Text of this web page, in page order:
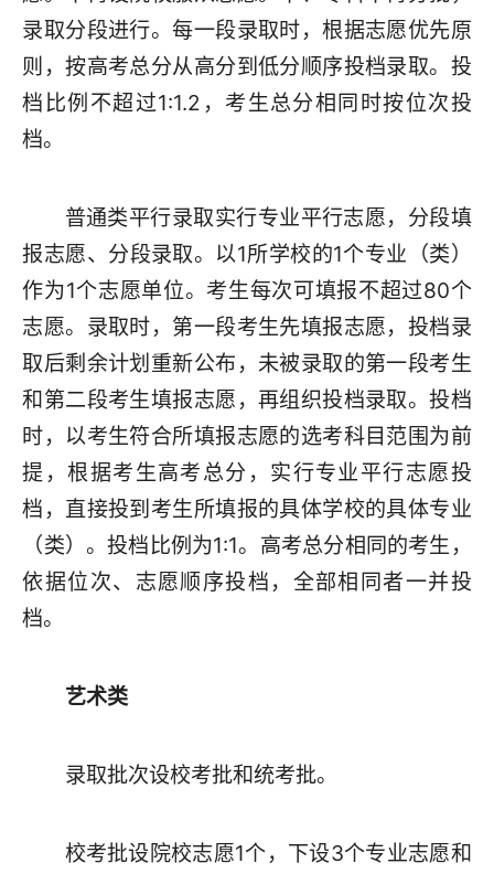
录取分段进行。每一段录取时，根据志愿优先原
则，按高考总分从高分到低分顺序投档录取。投
档比例不超过1:1.2，考生总分相同时按位次投
档。
普通类平行录取实行专业平行志愿，分段填
报志愿、分段录取。以1所学校的1个专业（类）
作为1个志愿单位。考生每次可填报不超过80个
志愿。录取时，第一段考生先填报志愿，投档录
取后剩余计划重新公布，未被录取的第一段考生
和第二段考生填报志愿，再组织投档录取。投档
时，以考生符合所填报志愿的选考科目范围为前
提，根据考生高考总分，实行专业平行志愿投
档，直接投到考生所填报的具体学校的具体专业
（类）。投档比例为1:1。高考总分相同的考生，
依据位次、志愿顺序投档，全部相同者一并投
档。
艺术类
录取批次设校考批和统考批。
校考批设院校志愿1个，下设3个专业志愿和